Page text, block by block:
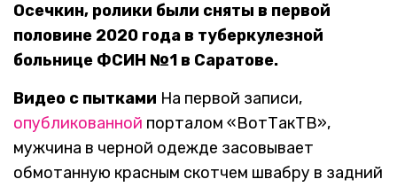
Осечкин, ролики были сняты в первой
половине 2020 года в туберкулезной
больнице ФСИН №1 в Саратове.
Видео с пытками На первой записи,
опубликованной порталом «ВотТакТВ»,
мужчина в черной одежде засовывает
обмотанную красным скотчем швабру в задний